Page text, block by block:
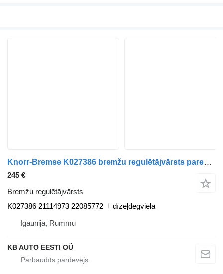
Knorr-Bremse K027386 bremžu regulētājvārsts paredzēts Volvo FH, FM, FMX-4 series (2013-) kravas automašīnas
245 €
Bremžu regulētājvārsts
K027386 21114973 22085772
dīzeļdegviela
Igaunija, Rummu
KB AUTO EESTI OÜ